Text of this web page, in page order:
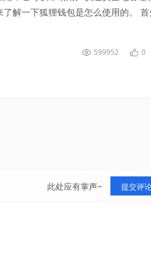
解一下狐狸钱包是怎么使用的。 首
599952 0
此处应有掌声~ 提交评